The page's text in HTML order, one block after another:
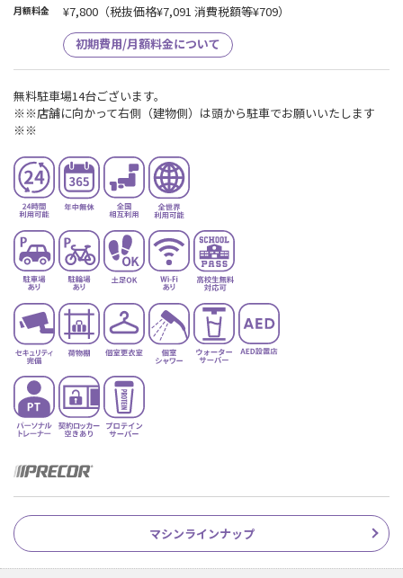
月額料金 ¥7,800 （税抜価格¥7,091 消費税額等¥709）
初期費用/月額料金について
無料駐車場14台ございます。
※※店舗に向かって右側（建物側）は頭から駐車でお願いいたします
※※
マシンラインナップ